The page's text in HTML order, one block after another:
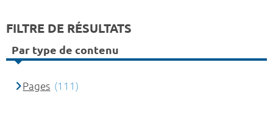
FILTRE DE RÉSULTATS
Par type de contenu
Pages (111)